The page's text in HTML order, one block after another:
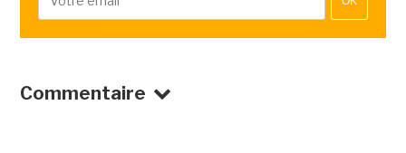
Commentaire